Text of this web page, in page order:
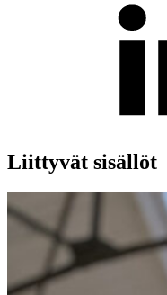
Liittyvät sisällöt